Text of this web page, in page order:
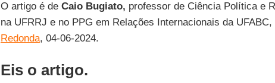
O artigo é de Caio Bugiato, professor de Ciência Política e
na UFRRJ e no PPG em Relações Internacionais da
Redonda, 04-06-2024.
Eis o artigo.